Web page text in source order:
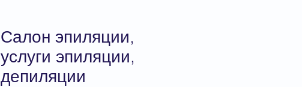
Салон эпиляции,
услуги эпиляции,
депиляции